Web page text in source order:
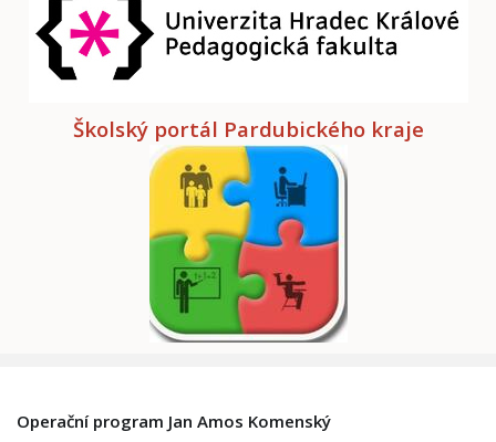
Školský portál Pardubického kraje
Operační program Jan Amos Komenský